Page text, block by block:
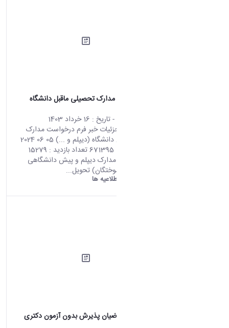
فرم درخواست مدارک تحصیلی ماقبل دانشگاه
- تاریخ : 16 خرداد 1403
صفحه اصلی جزئیات خبر فرم درخواست مدارک
تحصیلی ماقبل دانشگاه (دیپلم و ...) 05 06 2024
11:43 کد خبر : 671395 تعداد بازدید : 15279
فرآیند دریافت مدارک دیپلم و پیش دانشگاهی
(ویژه دانش آموختگان) تحویل...
اطلاعیه ها
قابل توجه متقاضیان پذیرش بدون آزمون دکتری